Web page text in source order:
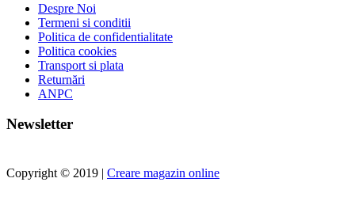
Despre Noi
Termeni si conditii
Politica de confidentialitate
Politica cookies
Transport si plata
Returnări
ANPC
Newsletter
Copyright © 2019 | Creare magazin online